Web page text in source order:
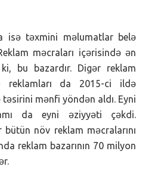
isə təxmini məlumatlar belə
məcraları içərisində ən
bu bazardır. Digər reklam
reklamları da 2015-ci ildə
mənfi yöndən aldı. Eyni
da eyni əziyyəti çəkdi.
növ reklam məcralarını
reklam bazarının 70 milyon